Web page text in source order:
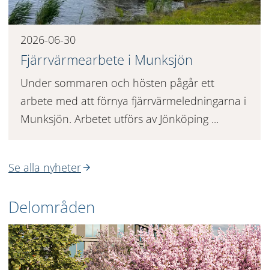
2026-06-30
Fjärrvärmearbete i Munksjön
Under sommaren och hösten pågår ett
arbete med att förnya fjärrvärmeledningarna i
Munksjön. Arbetet utförs av Jönköping ...
Se alla nyheter
Delområden